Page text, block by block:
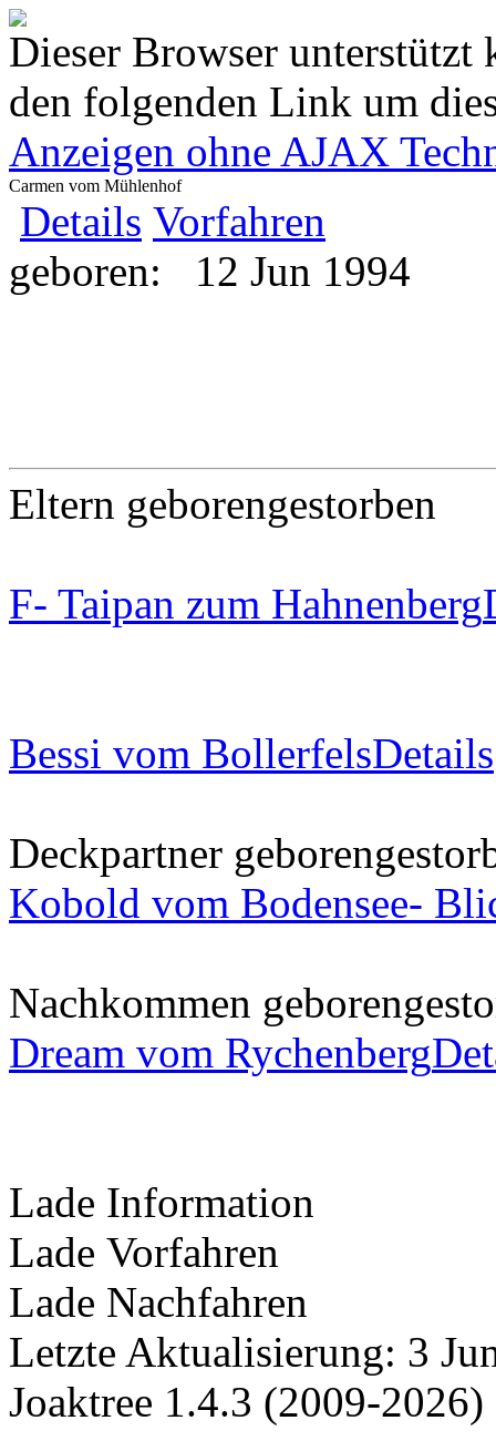
Dieser Browser
den folgenden Link um
Anzeigen ohne AJAX
Carmen vom Mühlenhof
Details Vorfahren
geboren:
12 Jun 1994
Eltern geborengestorben
F- Taipan zum Hahnenberg
Bessi vom BollerfelsDetails
Deckpartner geboren
Kobold vom Bodensee-
Nachkommen geboren
Dream vom Rychenberg
Lade Information
Lade Vorfahren
Lade Nachfahren
Letzte Aktualisierung: 3
Joaktree 1.4.3 (2009-2026)